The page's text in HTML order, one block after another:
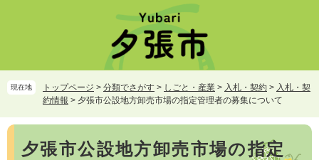
頭
で
飛
ば
て
現在地 トップページ > 分類でさがす > しごと・産業 > 入札・契約 > 入札・契
約情報 > 夕張市公設地方卸売市場の指定管理者の募集について
本
夕張市公設地方卸売市場の指定